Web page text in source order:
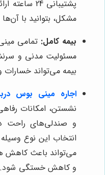
پشتیبانی
مشکل، بتوانید با
بیمه کامل: تمامی
مسئولیت مدنی و
بیمه می‌تواند خسارات
اجاره مینی بوس
نشستن، امکانات
و صندلی‌های راحت
انتخاب این نوع
می‌تواند باعث کاهش
و کاهش خستگی شود.